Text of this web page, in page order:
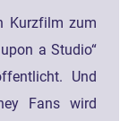
Kurzfilm zum
a Studio“
Und
Fans wird